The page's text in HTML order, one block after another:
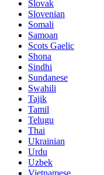
Slovak
Slovenian
Somali
Samoan
Scots Gaelic
Shona
Sindhi
Sundanese
Swahili
Tajik
Tamil
Telugu
Thai
Ukrainian
Urdu
Uzbek